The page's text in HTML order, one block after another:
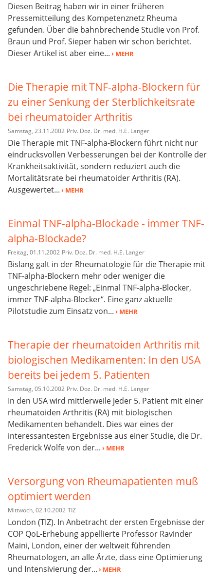
Diesen Beitrag haben wir in einer früheren
Pressemitteilung des Kompetenznetz Rheuma
gefunden. Über die bahnbrechende Studie von Prof.
Braun und Prof. Sieper haben wir schon berichtet.
Dieser Artikel ist aber eine... › MEHR
Die Therapie mit TNF-alpha-Blockern für
zu einer Senkung der Sterblichkeitsrate
bei rheumatoider Arthritis
Samstag, 23.11.2002 Priv. Doz. Dr. med. H.E. Langer
Die Therapie mit TNF-alpha-Blockern führt nicht nur
eindrucksvollen Verbesserungen bei der Kontrolle der
Krankheitsaktivität, sondern reduziert auch die
Mortalitätsrate bei rheumatoider Arthritis (RA).
Ausgewertet... › MEHR
Einmal TNF-alpha-Blockade - immer TNF-
alpha-Blockade?
Freitag, 01.11.2002 Priv. Doz. Dr. med. H.E. Langer
Bislang galt in der Rheumatologie für die Therapie mit
TNF-alpha-Blockern mehr oder weniger die
ungeschriebene Regel: „Einmal TNF-alpha-Blocker,
immer TNF-alpha-Blocker“. Eine ganz aktuelle
Pilotstudie zum Einsatz von... › MEHR
Therapie der rheumatoiden Arthritis mit
biologischen Medikamenten: In den USA
bereits bei jedem 5. Patienten
Samstag, 05.10.2002 Priv. Doz. Dr. med. H.E. Langer
In den USA wird mittlerweile jeder 5. Patient mit einer
rheumatoiden Arthritis (RA) mit biologischen
Medikamenten behandelt. Dies war eines der
interessantesten Ergebnisse aus einer Studie, die Dr.
Frederick Wolfe von der... › MEHR
Versorgung von Rheumapatienten muß
optimiert werden
Mittwoch, 02.10.2002 TIZ
London (TIZ). In Anbetracht der ersten Ergebnisse der
COP QoL-Erhebung appellierte Professor Ravinder
Maini, London, einer der weltweit führenden
Rheumatologen, an alle Ärzte, dass eine Optimierung
und Intensivierung der... › MEHR